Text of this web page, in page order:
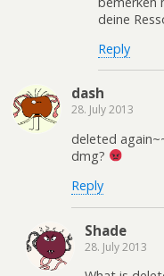
deine
Reply
dash
28. July 2013
deleted
dmg?
Reply
Shade
28. July 2013